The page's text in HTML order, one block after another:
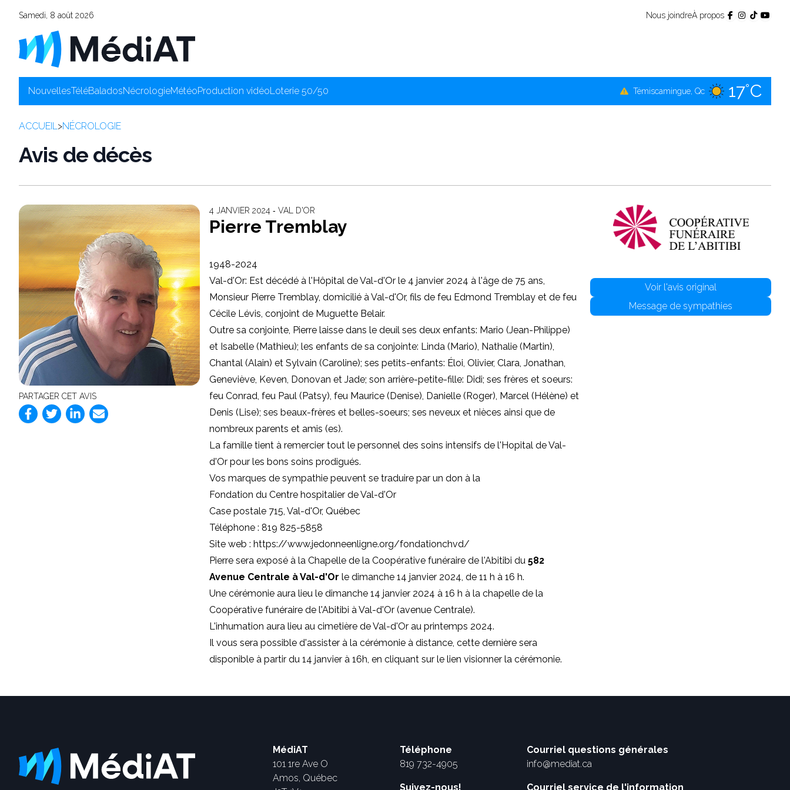
Samedi, 8 août 2026 Nous joindreÀ propos
NouvellesTéléBaladosNécrologieMétéoProduction vidéoLoterie 50/50 Témiscamingue, Qc 17°C
Amos, Qc 17°C
ACCUEIL>NÉCROLOGIE
Avis de décès
PARTAGER CET AVIS
4 JANVIER 2024 ‐ VAL D'OR
Pierre Tremblay
1948-2024
Val-d'Or: Est décédé à l'Hôpital de Val-d'Or le 4 janvier 2024 à l'âge de 75 ans,
Monsieur Pierre Tremblay, domicilié à Val-d'Or, fils de feu Edmond Tremblay et de feu
Cécile Lévis, conjoint de Muguette Belair.
Outre sa conjointe, Pierre laisse dans le deuil ses deux enfants: Mario (Jean-Philippe)
et Isabelle (Mathieu); les enfants de sa conjointe: Linda (Mario), Nathalie (Martin),
Chantal (Alain) et Sylvain (Caroline); ses petits-enfants: Éloi, Olivier, Clara, Jonathan,
Geneviève, Keven, Donovan et Jade; son arrière-petite-fille: Didi; ses frères et soeurs:
feu Conrad, feu Paul (Patsy), feu Maurice (Denise), Danielle (Roger), Marcel (Hélène) et
Denis (Lise); ses beaux-frères et belles-soeurs; ses neveux et nièces ainsi que de
nombreux parents et amis (es).
La famille tient à remercier tout le personnel des soins intensifs de l'Hopital de Val-
d'Or pour les bons soins prodigués.
Vos marques de sympathie peuvent se traduire par un don à la
Fondation du Centre hospitalier de Val-d'Or
Case postale 715, Val-d'Or, Québec
Téléphone : 819 825-5858
Site web : https://www.jedonneenligne.org/fondationchvd/
Pierre sera exposé à la Chapelle de la Coopérative funéraire de l'Abitibi du 582
Avenue Centrale à Val-d'Or le dimanche 14 janvier 2024, de 11 h à 16 h.
Une cérémonie aura lieu le dimanche 14 janvier 2024 à 16 h à la chapelle de la
Coopérative funéraire de l'Abitibi à Val-d'Or (avenue Centrale).
L'inhumation aura lieu au cimetière de Val-d'Or au printemps 2024.
Il vous sera possible d'assister à la cérémonie à distance, cette dernière sera
disponible à partir du 14 janvier à 16h, en cliquant sur le lien visionner la cérémonie.
Voir l'avis original
Message de sympathies
MédiAT
101 1re Ave O
Amos, Québec
Téléphone
819 732-4905
Suivez-nous!
Courriel questions générales
info@mediat.ca
Courriel service de l'information